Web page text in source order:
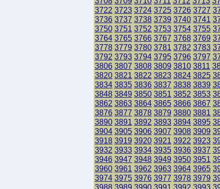
3722 3723 3724 3725 3726 3727
3736 3737 3738 3739 3740 3741
3750 3751 3752 3753 3754 3755
3764 3765 3766 3767 3768 3769
3778 3779 3780 3781 3782 3783
3792 3793 3794 3795 3796 3797
3806 3807 3808 3809 3810 3811
3820 3821 3822 3823 3824 3825
3834 3835 3836 3837 3838 3839
3848 3849 3850 3851 3852 3853
3862 3863 3864 3865 3866 3867
3876 3877 3878 3879 3880 3881
3890 3891 3892 3893 3894 3895
3904 3905 3906 3907 3908 3909
3918 3919 3920 3921 3922 3923
3932 3933 3934 3935 3936 3937
3946 3947 3948 3949 3950 3951
3960 3961 3962 3963 3964 3965
3974 3975 3976 3977 3978 3979
3988 3989 3990 3991 3992 3993